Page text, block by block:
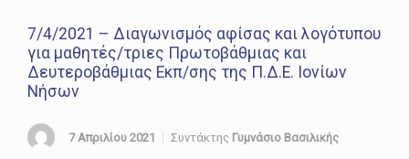
7/4/2021 – Διαγωνισμός αφίσας και λογότυπου
για μαθητές/τριες Πρωτοβάθμιας και
Δευτεροβάθμιας Εκπ/σης της Π.Δ.Ε. Ιονίων
Νήσων
7 Απριλίου 2021 Συντάκτης Γυμνάσιο Βασιλικής